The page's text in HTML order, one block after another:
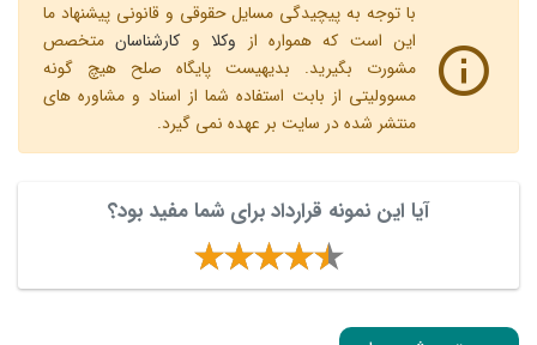
با توجه به پیچیدگی مسایل حقوقی و قانونی پیشنهاد ما
این است که همواره از وکلاو کارشناسانمتخصص
مشورت بگیرید. بدیهیست پایگاه صلح هیچ گونه
مسوولیتی از بابت استفاده شما از اسناد و مشاوره های
منتشر شده در سایت بر عهده نمی گیرد.
آیا این نمونه قرارداد برای شما مفید بود؟